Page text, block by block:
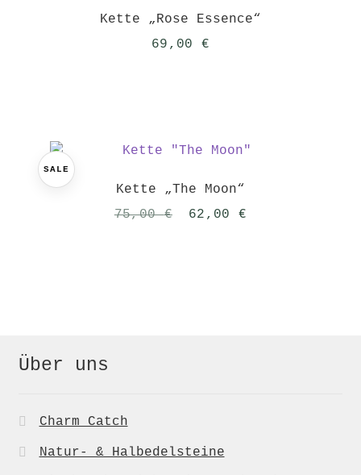
Kette „Rose Essence“
69,00 €
SALE
Kette „The Moon“
75,00€
Ursprünglicher
62,00 €
Über uns
Charm Catch
Natur- & Halbedelsteine